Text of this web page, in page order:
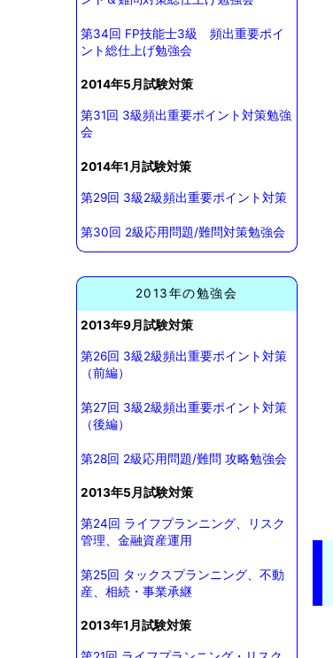
第34回 FP技能士3級 頻出重要ポイ
ント総仕上げ勉強会
2014年5月試験対策
第31回 3級頻出重要ポイント対策勉強
会
2014年1月試験対策
第29回 3級2級頻出重要ポイント対策
第30回 2級応用問題/難問対策勉強会
2013年の勉強会
2013年9月試験対策
第26回 3級2級頻出重要ポイント対策
（前編）
第27回 3級2級頻出重要ポイント対策
（後編）
第28回 2級応用問題/難問 攻略勉強会
2013年5月試験対策
第24回 ライフプランニング、リスク
管理、金融資産運用
第25回 タックスプランニング、不動
産、相続・事業承継
2013年1月試験対策